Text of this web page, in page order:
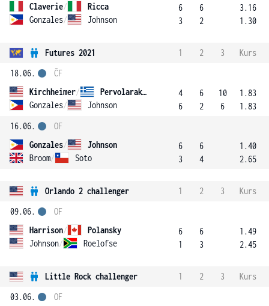
Claverie/
Ricca
Gonzales/ Johnson
6
3
6
2
3.16
1.30
Futures 2021 1 2 3
Kurs
18.06.
Kirchheimer/
Pervolarakis
Gonzales/ Johnson
ČF
4
6
6
2
10
6
1.83
1.83
16.06.
Gonzales/
Johnson
Broom/ Soto
OF
6
3
6
4
1.40
2.65
Orlando 2 challenger 1 2 3
Kurs
09.06.
Harrison/
Polansky
Johnson/ Roelofse
OF
6
1
6
3
1.49
2.45
Little Rock challenger 1 2 3
Kurs
03.06.
OF